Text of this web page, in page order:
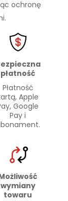
ochronę
płatność
Płatność
Apple
Google
Pay i
wymiany
towaru